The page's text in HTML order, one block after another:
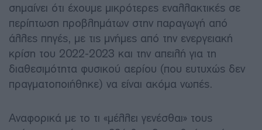
σημαίνει ότι έχουμε μικρότερες εναλλακτικές σε
περίπτωση προβλημάτων στην παραγωγή από
άλλες πηγές, με τις μνήμες από την ενεργειακή
κρίση του 2022-2023 και την απειλή για τη
διαθεσιμότητα φυσικού αερίου (που ευτυχώς δεν
πραγματοποιήθηκε) να είναι ακόμα νωπές.
Αναφορικά με το τι «μέλλει γενέσθαι» τους